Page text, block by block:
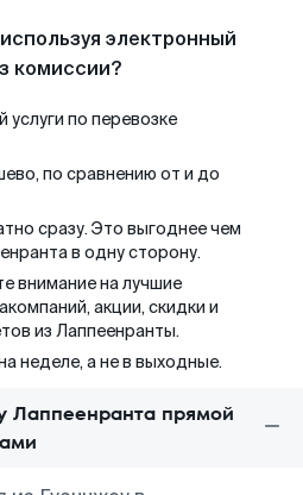
электронный
комиссии?
услуги по перевозке
по сравнению от и до
сразу. Это выгоднее чем
в одну сторону.
внимание на лучшие
акции, скидки и
из Лаппеенранты.
неделе, а не в выходные.
Лаппеенранта прямой